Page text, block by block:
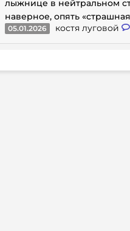
лыжнице в нейтральном
наверное, опять
05.01.2026 костя луговой